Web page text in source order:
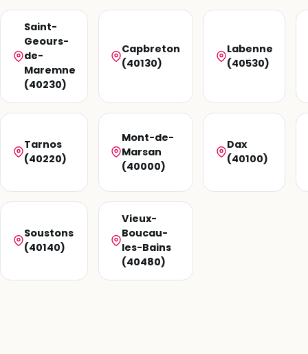
Saint-
Geours-
de-
Maremne
(40230)
Capbreton
(40130)
Labenne
(40530)
Tarnos
(40220)
Mont-de-
Marsan
(40000)
Dax
(40100)
Soustons
(40140)
Vieux-
Boucau-
les-Bains
(40480)